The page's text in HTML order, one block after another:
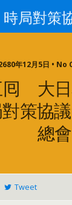
時局對策
年12月5日 •
囘 大
策協
總會
Tweet